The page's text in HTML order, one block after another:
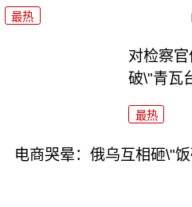
最热
对检察
破\"青瓦
最热
电商哭晕：俄乌互相砸\"